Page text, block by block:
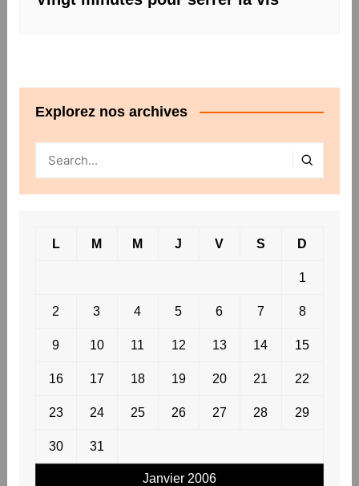
Explorez nos archives
Janvier 2006
L M M J V S D
1
2 3 4 5 6 7 8
9 10 11 12 13 14 15
16 17 18 19 20 21 22
23 24 25 26 27 28 29
30 31